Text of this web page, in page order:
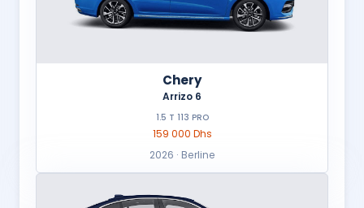
Chery
Arrizo 6
1.5 T 113 PRO
159 000 Dhs
2026 · Berline